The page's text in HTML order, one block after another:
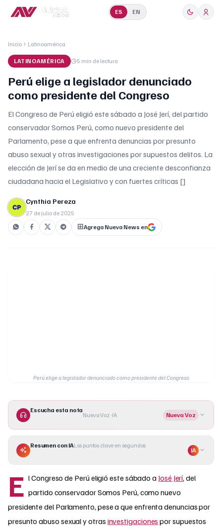
ES EN
Inicio Latinoamérica
LATINOAMÉRICA 5 min de lectura
Perú elige a legislador denunciado
como presidente del Congreso
El Congreso de Perú eligió este sábado a José Jerí, del partido
conservador Somos Perú, como nuevo presidente del
Parlamento, pese a que enfrenta denuncias por presunto
abuso sexual y otras investigaciones por supuestos delitos. La
elección de Jerí se da en medio de una creciente desconfianza
ciudadana hacia el Legislativo y con fuertes críticas []
Cynthia Pereza
27 de julio de 2025
Agrega Nueva News en
Perú elige a legislador denunciado como presidente del Congreso
Escucha esta nota
Nueva Voz · IA Nueva Voz
Resumen con IALos puntos clave en segundos
IA
E l Congreso de Perú eligió este sábado a José Jerí, del
partido conservador Somos Perú, como nuevo
presidente del Parlamento, pese a que enfrenta denuncias por
presunto abuso sexual y otras investigaciones por supuestos